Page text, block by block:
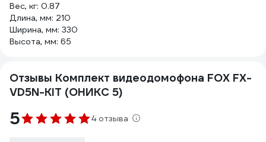
Вес, кг: 0.87
Длина, мм: 210
Ширина, мм: 330
Высота, мм: 65
Отзывы Комплект видеодомофона FOX FX-
VD5N-KIT (ОНИКС 5)
5 4 отзыва